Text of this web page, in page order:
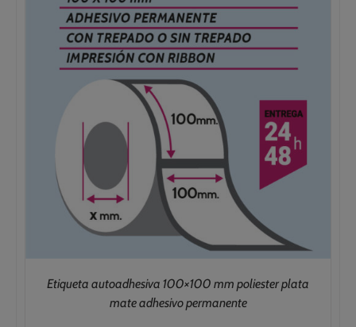
Etiqueta autoadhesiva 100×100 mm poliester plata
mate adhesivo permanente